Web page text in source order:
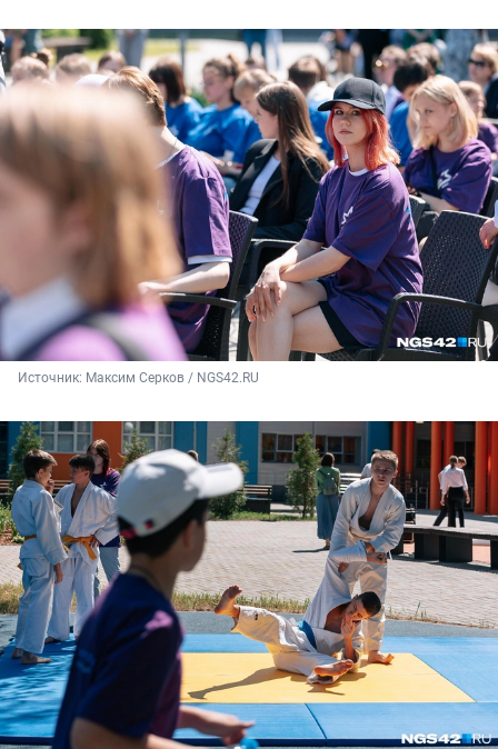
Источник: Максим Серков / NGS42.RU